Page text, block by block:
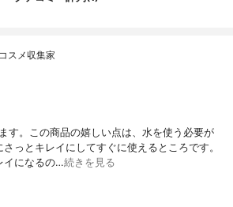
スメ収集家
す。この商品の嬉しい点は、水を使う必要が
っとキレイにしてすぐに使えるところです。
イになるの…続きを見る